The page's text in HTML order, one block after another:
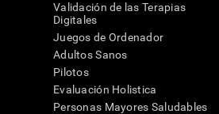
Validación de las Terapias
Digitales
Juegos de Ordenador
Adultos Sanos
Pilotos
Evaluación Holistica
Personas Mayores Saludables